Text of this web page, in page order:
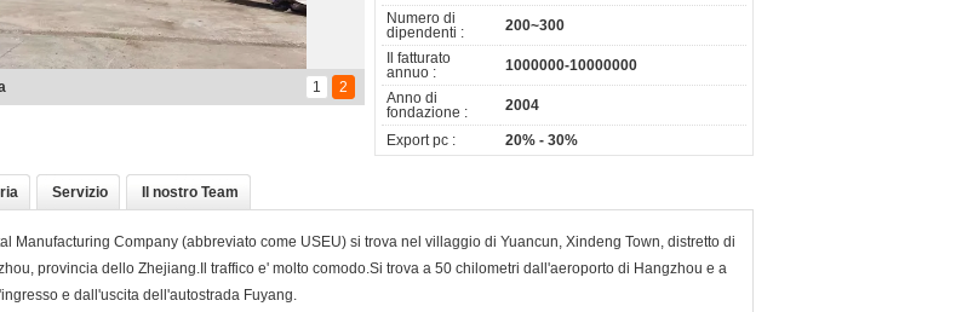
1 2
Numero di
dipendenti :
200~300
Il fatturato
annuo :
1000000-10000000
Anno di
fondazione :
2004
Export pc : 20% - 30%
Servizio Il nostro Team
Manufacturing Company (abbreviato come USEU) si trova nel villaggio di Yuancun, Xindeng Town, distretto di
provincia dello Zhejiang.Il traffico e' molto comodo.Si trova a 50 chilometri dall'aeroporto di Hangzhou e a
e dall'uscita dell'autostrada Fuyang.